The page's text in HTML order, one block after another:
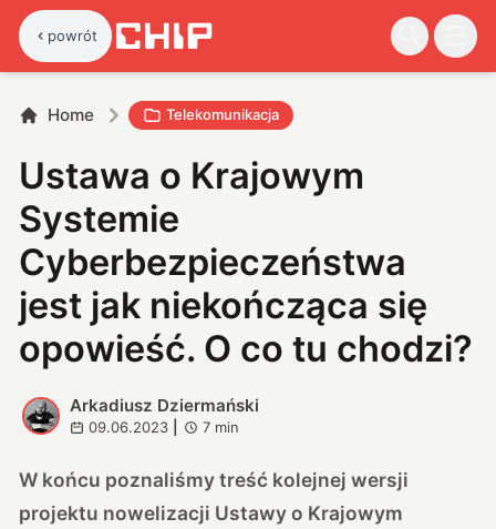
powrót
Home Telekomunikacja
Ustawa o Krajowym
Systemie
Cyberbezpieczeństwa
jest jak niekończąca się
opowieść. O co tu chodzi?
A
Arkadiusz Dziermański
09.06.2023 7 min
W końcu poznaliśmy treść kolejnej wersji
projektu nowelizacji Ustawy o Krajowym